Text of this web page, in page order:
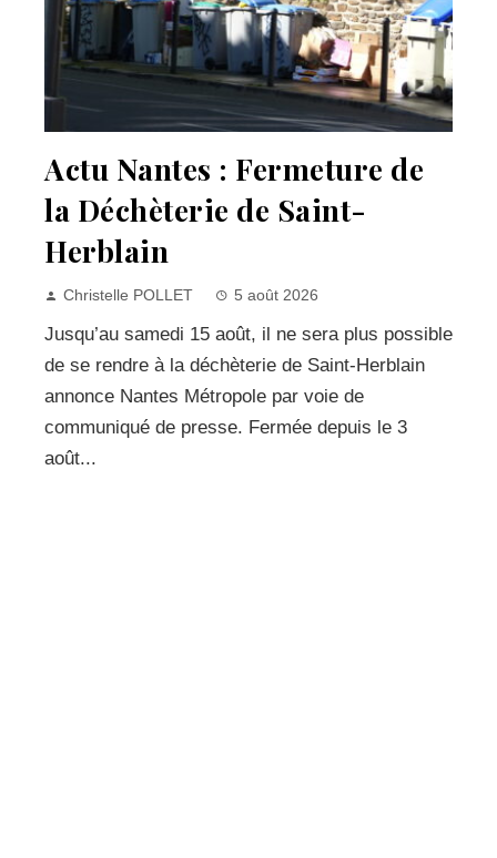
Actu Nantes : Fermeture de
la Déchèterie de Saint-
Herblain
Christelle POLLET 5 août 2026
Jusqu’au samedi 15 août, il ne sera plus possible
de se rendre à la déchèterie de Saint-Herblain
annonce Nantes Métropole par voie de
communiqué de presse. Fermée depuis le 3
août...